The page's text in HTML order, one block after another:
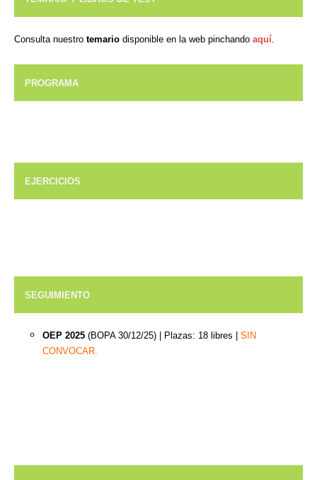
Consulta nuestro temario disponible en la web pinchando aquí.
PROGRAMA
EJERCICIOS
SEGUIMIENTO
OEP 2025 (BOPA 30/12/25) Plazas: 18 libres | SIN
CONVOCAR.